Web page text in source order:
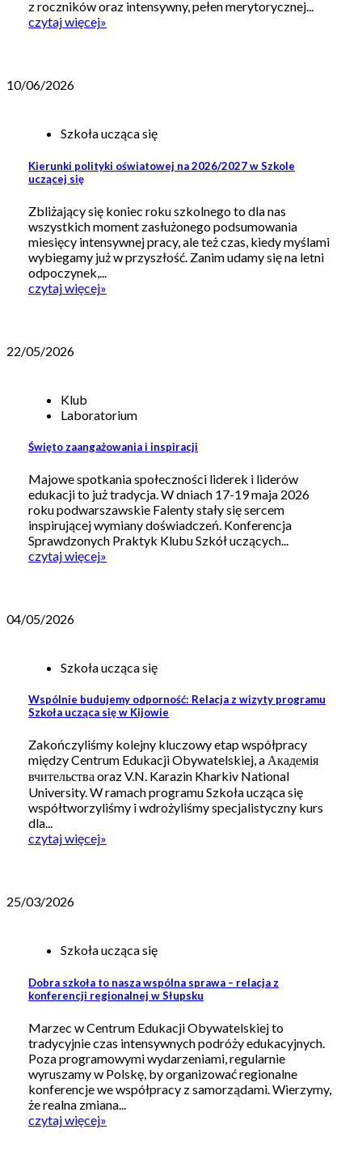
z roczników oraz intensywny, pełen merytorycznej...
czytaj więcej»
10/06/2026
Szkoła ucząca się
Kierunki polityki oświatowej na 2026/2027 w Szkole
uczącej się
Zbliżający się koniec roku szkolnego to dla nas
wszystkich moment zasłużonego podsumowania
miesięcy intensywnej pracy, ale też czas, kiedy myślami
wybiegamy już w przyszłość. Zanim udamy się na letni
odpoczynek,...
czytaj więcej»
22/05/2026
Klub
Laboratorium
Święto zaangażowania i inspiracji
Majowe spotkania społeczności liderek i liderów
edukacji to już tradycja. W dniach 17-19 maja 2026
roku podwarszawskie Falenty stały się sercem
inspirującej wymiany doświadczeń. Konferencja
Sprawdzonych Praktyk Klubu Szkół uczących...
czytaj więcej»
04/05/2026
Szkoła ucząca się
Wspólnie budujemy odporność: Relacja z wizyty programu
Szkoła ucząca się w Kijowie
Zakończyliśmy kolejny kluczowy etap współpracy
między Centrum Edukacji Obywatelskiej, a Академія
вчительства oraz V.N. Karazin Kharkiv National
University. W ramach programu Szkoła ucząca się
współtworzyliśmy i wdrożyliśmy specjalistyczny kurs
dla...
czytaj więcej»
25/03/2026
Szkoła ucząca się
Dobra szkoła to nasza wspólna sprawa – relacja z
konferencji regionalnej w Słupsku
Marzec w Centrum Edukacji Obywatelskiej to
tradycyjnie czas intensywnych podróży edukacyjnych.
Poza programowymi wydarzeniami, regularnie
wyruszamy w Polskę, by organizować regionalne
konferencje we współpracy z samorządami. Wierzymy,
że realna zmiana...
czytaj więcej»